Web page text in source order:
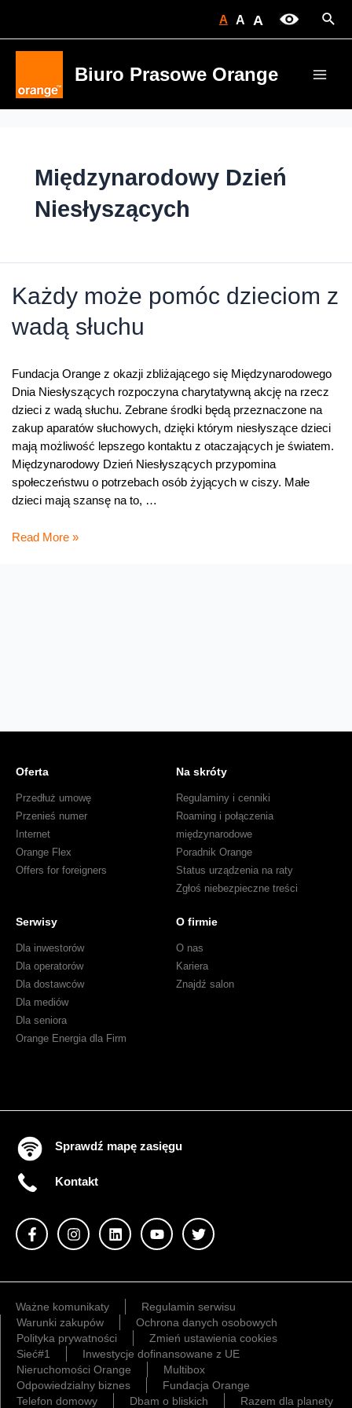
A A A
Biuro Prasowe Orange
Międzynarodowy Dzień
Niesłyszących
Każdy może pomóc dzieciom z
wadą słuchu
Fundacja Orange z okazji zbliżającego się Międzynarodowego
Dnia Niesłyszących rozpoczyna charytatywną akcję na rzecz
dzieci z wadą słuchu. Zebrane środki będą przeznaczone na
zakup aparatów słuchowych, dzięki którym niesłyszące dzieci
mają możliwość lepszego kontaktu z otaczających je światem.
Międzynarodowy Dzień Niesłyszących przypomina
społeczeństwu o potrzebach osób żyjących w ciszy. Małe
dzieci mają szansę na to, …
Każdy
Read More »
Oferta
Przedłuż umowę
Przenieś numer
Internet
Orange Flex
Offers for foreigners
Na skróty
Regulaminy i cenniki
Roaming i połączenia
międzynarodowe
Poradnik Orange
Status urządzenia na raty
Zgłoś niebezpieczne treści
Serwisy
Dla inwestorów
Dla operatorów
Dla dostawców
Dla mediów
Dla seniora
Orange Energia dla Firm
O firmie
O nas
Kariera
Znajdź salon
Sprawdź mapę zasięgu
Kontakt
Ważne komunikaty
Regulamin serwisu
Warunki zakupów
Ochrona danych osobowych
Polityka prywatności
Zmień ustawienia cookies
Sieć#1
Inwestycje dofinansowane z UE
Nieruchomości Orange
Multibox
Odpowiedzialny biznes
Fundacja Orange
Telefon domowy
Dbam o bliskich Razem dla planety